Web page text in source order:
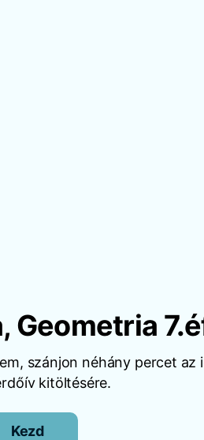
Geometria
szánjon néhány percet az
kitöltésére.
Kezd